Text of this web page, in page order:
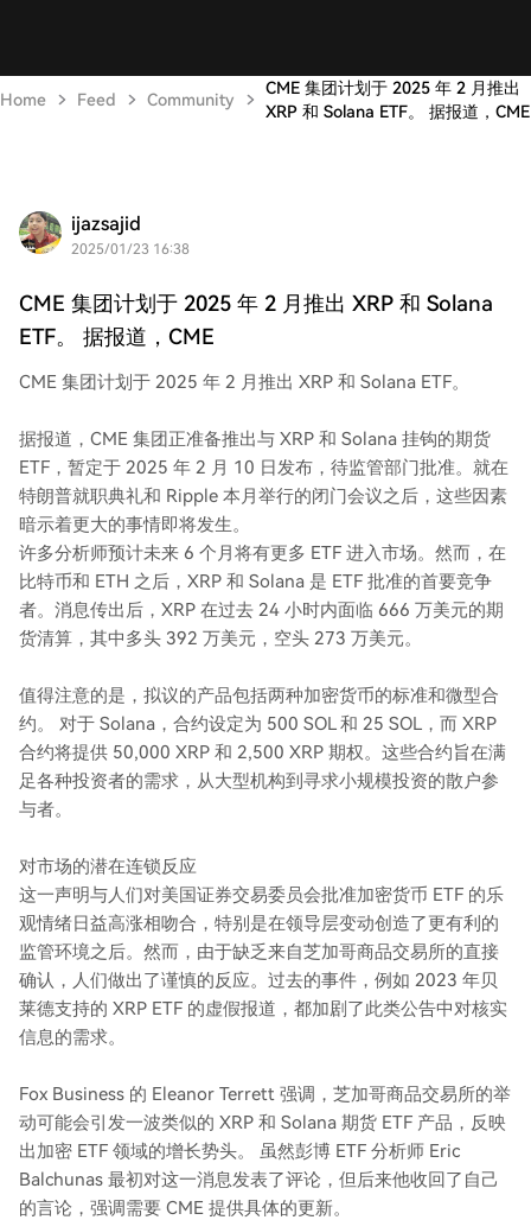
Home Feed Community
CME 集团计划于 2025 年 2 月推出
XRP 和 Solana ETF。 据报道，CME
ijazsajid
2025/01/23 16:38
CME 集团计划于 2025 年 2 月推出 XRP 和 Solana
ETF。 据报道，CME
CME 集团计划于 2025 年 2 月推出 XRP 和 Solana ETF。
据报道，CME 集团正准备推出与 XRP 和 Solana 挂钩的期货
ETF，暂定于 2025 年 2 月 10 日发布，待监管部门批准。就在
特朗普就职典礼和 Ripple 本月举行的闭门会议之后，这些因素
暗示着更大的事情即将发生。
许多分析师预计未来 6 个月将有更多 ETF 进入市场。然而，在
比特币和 ETH 之后，XRP 和 Solana 是 ETF 批准的首要竞争
者。消息传出后，XRP 在过去 24 小时内面临 666 万美元的期
货清算，其中多头 392 万美元，空头 273 万美元。
值得注意的是，拟议的产品包括两种加密货币的标准和微型合
约。 对于 Solana，合约设定为 500 SOL 和 25 SOL，而 XRP
合约将提供 50,000 XRP 和 2,500 XRP 期权。这些合约旨在满
足各种投资者的需求，从大型机构到寻求小规模投资的散户参
与者。
对市场的潜在连锁反应
这一声明与人们对美国证券交易委员会批准加密货币 ETF 的乐
观情绪日益高涨相吻合，特别是在领导层变动创造了更有利的
监管环境之后。然而，由于缺乏来自芝加哥商品交易所的直接
确认，人们做出了谨慎的反应。过去的事件，例如 2023 年贝
莱德支持的 XRP ETF 的虚假报道，都加剧了此类公告中对核实
信息的需求。
Fox Business 的 Eleanor Terrett 强调，芝加哥商品交易所的举
动可能会引发一波类似的 XRP 和 Solana 期货 ETF 产品，反映
出加密 ETF 领域的增长势头。 虽然彭博 ETF 分析师 Eric
Balchunas 最初对这一消息发表了评论，但后来他收回了自己
的言论，强调需要 CME 提供具体的更新。